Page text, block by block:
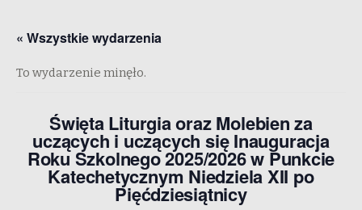
« Wszystkie wydarzenia
To wydarzenie minęło.
Święta Liturgia oraz Molebien za
uczących i uczących się Inauguracja
Roku Szkolnego 2025/2026 w Punkcie
Katechetycznym Niedziela XII po
Pięćdziesiątnicy